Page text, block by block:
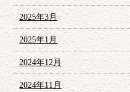
2025年3月
2025年1月
2024年12月
2024年11月